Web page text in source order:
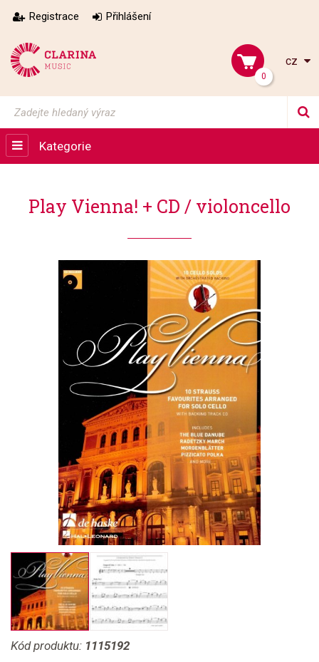
Registrace Přihlášení
0
cz
Kategorie
Play Vienna! + CD / violoncello
Kód produktu: 1115192